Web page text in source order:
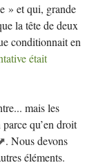
» et qui, grande
la tête de deux
conditionnait en
était
mais les
qu’en droit
. Nous devons
éléments.